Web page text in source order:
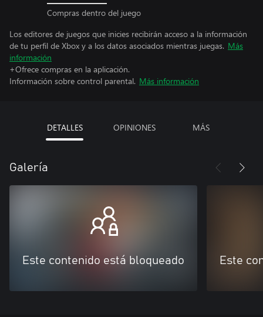
Compras dentro del juego
Los editores de juegos que inicies recibirán acceso a la información
de tu perfil de Xbox y a los datos asociados mientras juegas. Más
información
+Ofrece compras en la aplicación.
Información sobre control parental. Más información
DETALLES OPINIONES MÁS
Galería
Este contenido está bloqueado Este